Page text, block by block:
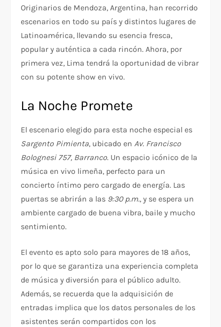
Originarios de Mendoza, Argentina, han recorrido
escenarios en todo su país y distintos lugares de
Latinoamérica, llevando su esencia fresca,
popular y auténtica a cada rincón. Ahora, por
primera vez, Lima tendrá la oportunidad de vibrar
con su potente show en vivo.
La Noche Promete
El escenario elegido para esta noche especial es
Sargento Pimienta, ubicado enAv. Francisco
Bolognesi 757, Barranco. Un espacio icónico de la
música en vivo limeña, perfecto para un
concierto íntimo pero cargado de energía. Las
puertas se abrirán a las 9:30 p.m., y se espera un
ambiente cargado de buena vibra, baile y mucho
sentimiento.
El evento es apto solo para mayores de 18 años,
por lo que se garantiza una experiencia completa
de música y diversión para el público adulto.
Además, se recuerda que la adquisición de
entradas implica que los datos personales de los
asistentes serán compartidos con los